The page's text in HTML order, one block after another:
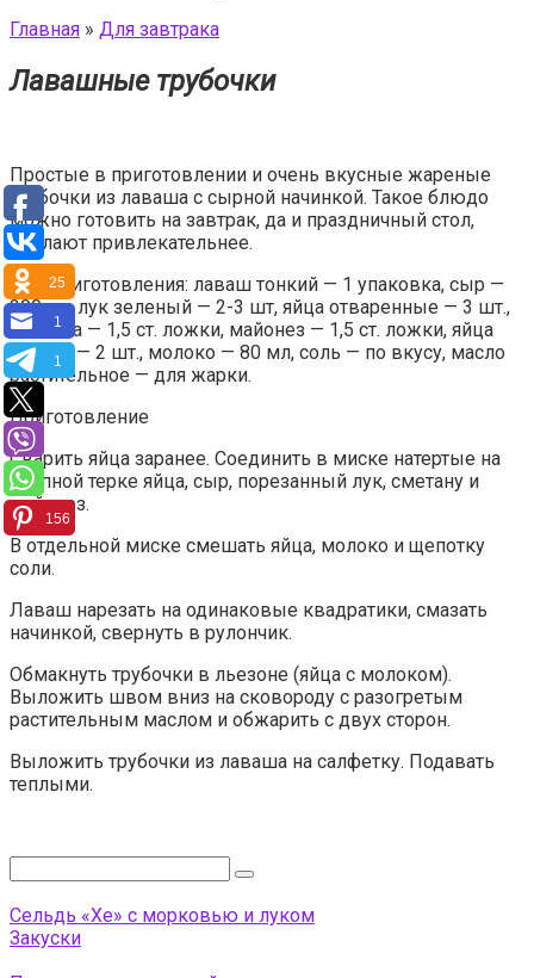
Главная » Для завтрака
Лавашные трубочки
Простые в приготовлении и очень вкусные жареные
трубочки из лаваша с сырной начинкой. Такое блюдо
можно готовить на завтрак, да и праздничный стол,
сделают привлекательнее.
Для приготовления: лаваш тонкий — 1 упаковка, сыр —
300 гр., лук зеленый — 2-3 шт, яйца отваренные — 3 шт.,
сметана — 1,5 ст. ложки, майонез — 1,5 ст. ложки, яйца
сырые — 2 шт., молоко — 80 мл, соль — по вкусу, масло
растительное — для жарки.
Приготовление
Сварить яйца заранее. Соединить в миске натертые на
крупной терке яйца, сыр, порезанный лук, сметану и
майонез.
В отдельной миске смешать яйца, молоко и щепотку
соли.
Лаваш нарезать на одинаковые квадратики, смазать
начинкой, свернуть в рулончик.
Обмакнуть трубочки в льезоне (яйца с молоком).
Выложить швом вниз на сковороду с разогретым
растительным маслом и обжарить с двух сторон.
Выложить трубочки из лаваша на салфетку. Подавать
теплыми.
Сельдь «Хе» с морковью и луком
Закуски
25
1
1
156